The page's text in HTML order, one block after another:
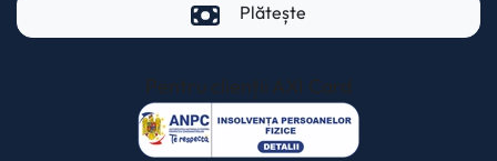
Plătește
Pentru clienții AXI Card
(opens in a new